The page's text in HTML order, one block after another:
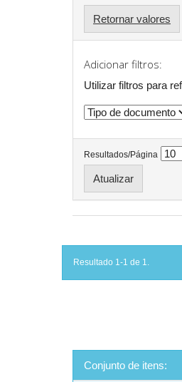
Retornar valores
Adicionar filtros:
Utilizar filtros para
Resultados/Página
Resultado 1-1 de 1.
Conjunto de itens: